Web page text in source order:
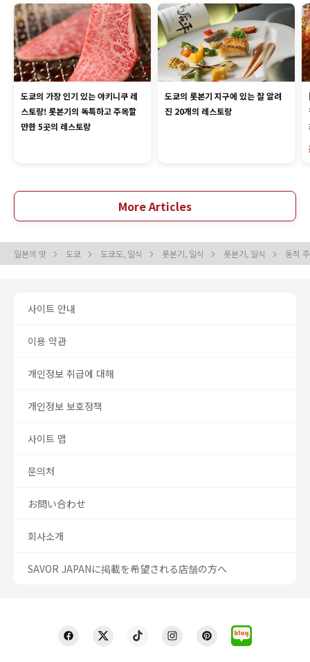
도쿄의 가장 인기 있는 야키니쿠 레
스토랑! 롯본기의 독특하고 주목할
만한 5곳의 레스토랑
도쿄의 롯본기 지구에 있는 잘 알려
진 20개의 레스토랑
More Articles
일본의 맛 도쿄 도쿄도, 일식 롯본기, 일식 롯본기, 일식 동적
사이트 안내
이용 약관
개인정보 취급에 대해
개인정보 보호정책
사이트 맵
문의처
お問い合わせ
회사소개
SAVOR JAPANに掲載を希望される店舗の方へ